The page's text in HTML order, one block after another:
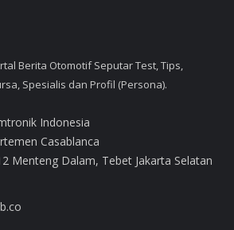
Berita Otomotif Seputar Test, Tips,
Spesialis dan Profil (Persona).
Indonesia
Casablanca
Menteng Dalam, Tebet Jakarta Selatan